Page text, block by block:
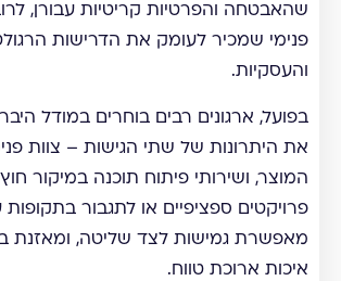
שהאבטחה והפרטיות קריטיות עבורן,
פנימי שמכיר לעומק את הדרישות
והעסקיות.
בפועל, ארגונים רבים בוחרים במודל
את היתרונות של שתי הגישות – צוות
המוצר, ושירותי פיתוח תוכנה במיקור
פרויקטים ספציפיים או לתגבור בתקופות
מאפשרת גמישות לצד שליטה, ומאזנת בין
איכות ארוכת טווח.